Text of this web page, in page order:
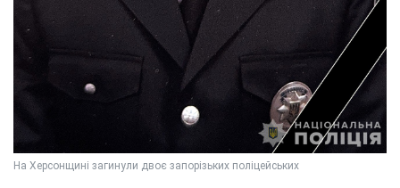
На Херсонщині загинули двоє запорізьких поліцейських